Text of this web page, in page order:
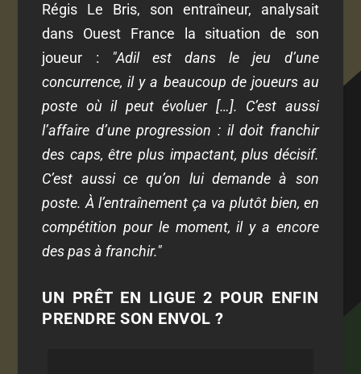
Régis Le Bris, son entraîneur, analysait
dans Ouest France la situation de son
joueur : "Adil est dans le jeu d’une
concurrence, il y a beaucoup de joueurs au
poste où il peut évoluer […]. C’est aussi
l’affaire d’une progression : il doit franchir
des caps, être plus impactant, plus décisif.
C’est aussi ce qu’on lui demande à son
poste. À l’entraînement ça va plutôt bien, en
compétition pour le moment, il y a encore
des pas à franchir."
UN PRÊT EN LIGUE 2 POUR ENFIN
PRENDRE SON ENVOL ?